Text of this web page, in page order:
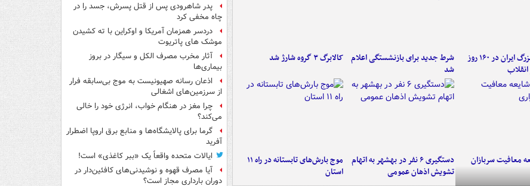
۶ دستاورد بزرگ ایران در ۱۶۰ روز
شرط جدید برای بازنشستگی اعلام
شد
کالابرگ ۳ گروه شارژ شد
معافیت سربازان
دستگیری ۶ نفر در بهشهر به اتهام
تشویش اذهان عمومی
موج بارش‌های تابستانه در راه ۱۱
استان
پدر شاهرودی پس از قتل پسرش، جسد را در
چاه مخفی کرد
دردسر همزمان آمریکا و اوکراین با ته کشیدن
موشک های پاتریوت
آثار مخرب مصرف الکل و سیگار در بروز
بیماری‌ها
اذعان رسانه صهیونیست به موج بی‌سابقه فرار
از سرزمین‌های اشغالی
چرا مغز در هنگام خواب، انرژی خود را خالی
می‌کند؟
گرما برای پالایشگاه‌ها و منابع برق اروپا اضطرار
آفرید
ایالات متحده واقعاً یک «ببر کاغذی» است!
آیا مصرف قهوه و نوشیدنی‌های کافئین‌دار در
دوران بارداری مجاز است؟